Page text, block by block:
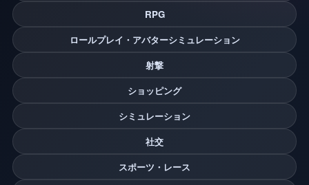
RPG
ロールプレイ・アバターシミュレーション
射撃
ショッピング
シミュレーション
社交
スポーツ・レース